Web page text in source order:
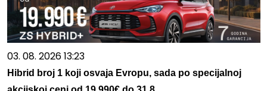
03. 08. 2026 13:23
Hibrid broj 1 koji osvaja Evropu, sada po specijalnoj